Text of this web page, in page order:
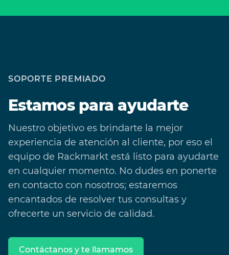
SOPORTE PREMIADO
Estamos para ayudarte
Nuestro objetivo es brindarte la mejor
experiencia de atención al cliente, por eso el
equipo de Rackmarkt está listo para ayudarte
en cualquier momento. No dudes en ponerte
en contacto con nosotros; estaremos
encantados de resolver tus consultas y
ofrecerte un servicio de calidad.
Contáctanos y te llamamos